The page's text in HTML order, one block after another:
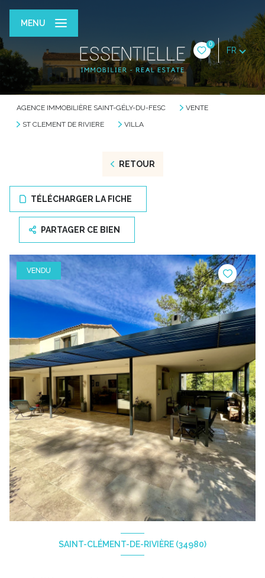
0
FR
MENU
AGENCE IMMOBILIÈRE SAINT-GÉLY-DU-FESC
VENTE
ST CLEMENT DE RIVIERE
VILLA
RETOUR
TÉLÉCHARGER LA FICHE
PARTAGER CE BIEN
VENDU
SAINT-CLÉMENT-DE-RIVIÈRE (34980)